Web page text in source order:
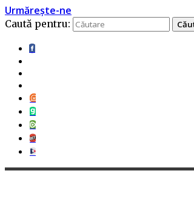
Urmărește-ne
Caută pentru: